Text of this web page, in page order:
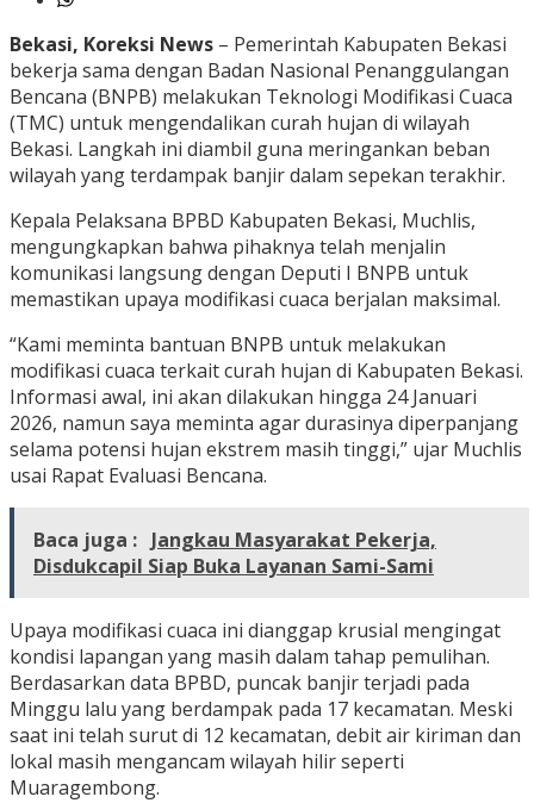
Bekasi, Koreksi News – Pemerintah Kabupaten Bekasi
bekerja sama dengan Badan Nasional Penanggulangan
Bencana (BNPB) melakukan Teknologi Modifikasi Cuaca
(TMC) untuk mengendalikan curah hujan di wilayah
Bekasi. Langkah ini diambil guna meringankan beban
wilayah yang terdampak banjir dalam sepekan terakhir.
Kepala Pelaksana BPBD Kabupaten Bekasi, Muchlis,
mengungkapkan bahwa pihaknya telah menjalin
komunikasi langsung dengan Deputi I BNPB untuk
memastikan upaya modifikasi cuaca berjalan maksimal.
“Kami meminta bantuan BNPB untuk melakukan
modifikasi cuaca terkait curah hujan di Kabupaten Bekasi.
Informasi awal, ini akan dilakukan hingga 24 Januari
2026, namun saya meminta agar durasinya diperpanjang
selama potensi hujan ekstrem masih tinggi,” ujar Muchlis
usai Rapat Evaluasi Bencana.
Baca juga : Jangkau Masyarakat Pekerja,
Disdukcapil Siap Buka Layanan Sami-Sami
Upaya modifikasi cuaca ini dianggap krusial mengingat
kondisi lapangan yang masih dalam tahap pemulihan.
Berdasarkan data BPBD, puncak banjir terjadi pada
Minggu lalu yang berdampak pada 17 kecamatan. Meski
saat ini telah surut di 12 kecamatan, debit air kiriman dan
lokal masih mengancam wilayah hilir seperti
Muaragembong.